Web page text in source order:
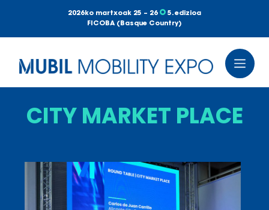
2026ko martxoak 25 – 26
5. edizioa
FICOBA (Basque Country)
CITY MARKET PLACE